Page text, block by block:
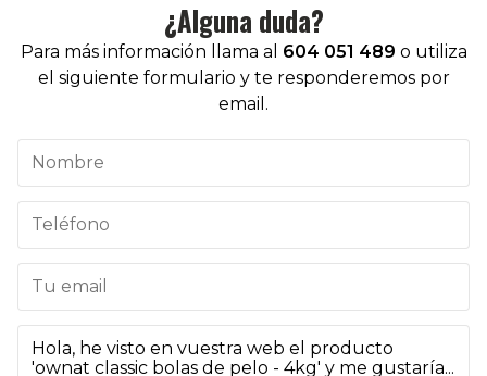
¿Alguna duda?
Para más información llama al 604 051 489 o utiliza
el siguiente formulario y te responderemos por
email.